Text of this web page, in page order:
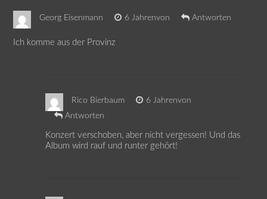
Georg Eisenmann 6 Jahrenvon Antworten
Ich komme aus der Provinz
Rico Bierbaum
6 Jahrenvon
Antworten
Konzert verschoben, aber nicht vergessen! Und das
Album wird rauf und runter gehört!